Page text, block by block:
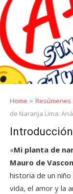
Home » Resúmenes
de Naranja Lima:
Introducción
«Mi planta de
Mauro de
historia de un niño
vida, el amor y la